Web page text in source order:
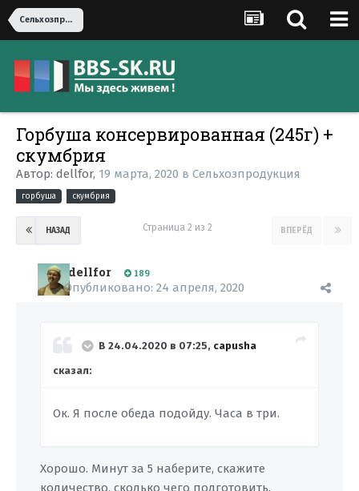
Сельхозпродукция
Горбуша консервированная (245г) +
скумбрия
Автор: dellfor, 19 марта, 2020 в Сельхозпродукция
горбуша скумбрия
НАЗАД ВПЕРЁД
Страница 2 из 2
dellfor 189
Опубликовано: 24 апреля, 2020
В 24.04.2020 в 07:25, capusha
сказал:
Ок. Я после обеда подойду. Часа в три.
Хорошо. Минут за 5 наберите, скажите
количество, сколько чего подготовить.